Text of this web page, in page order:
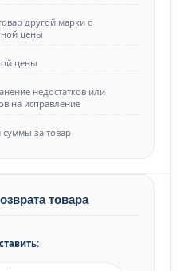
другой марки с
цены
цены
недостатков или
на исправление
суммы за товар
товара